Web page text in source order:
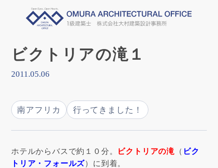
ビクトリアの滝１
2011.05.06
南アフリカ 行ってきました！
ホテルからバスで約１０分。 ビクトリアの滝 （ ビク
トリア・フォールズ）に到着。